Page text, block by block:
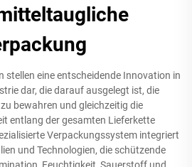
stellen eine entscheidende Innovation in
dar, die darauf ausgelegt ist, die
bewahren und gleichzeitig die
entlang der gesamten Lieferkette
Verpackungssystem integriert
und Technologien, die schützende